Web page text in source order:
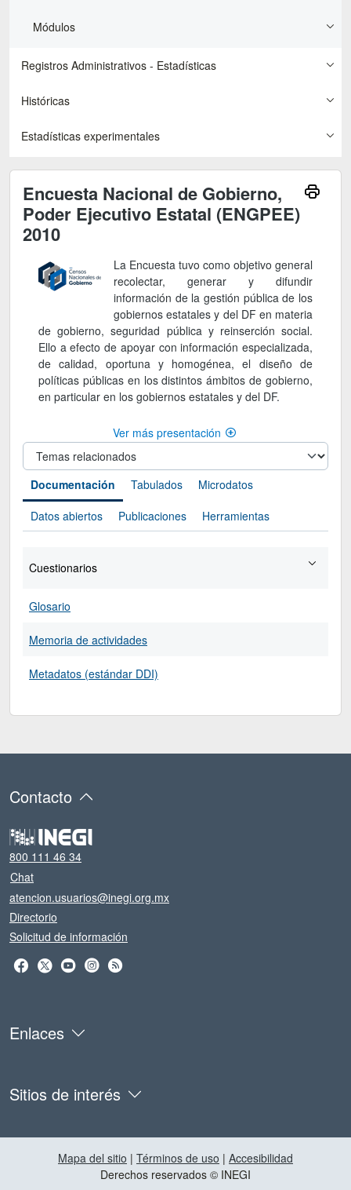
Módulos
Registros Administrativos - Estadísticas
Históricas
Estadísticas experimentales
Encuesta Nacional de Gobierno,
Poder Ejecutivo Estatal (ENGPEE)
2010
La Encuesta tuvo como objetivo general
recolectar, generar y difundir
información de la gestión pública de los
gobiernos estatales y del DF en materia
de gobierno, seguridad pública y reinserción social.
Ello a efecto de apoyar con información especializada,
de calidad, oportuna y homogénea, el diseño de
políticas públicas en los distintos ámbitos de gobierno,
en particular en los gobiernos estatales y del DF.
Ver más presentación
Documentación Tabulados
Microdatos
Datos abiertos
Publicaciones Herramientas
Cuestionarios
Glosario
Memoria de actividades
Metadatos (estándar DDI)
Contacto
800 111 46 34
Chat
atencion.usuarios@inegi.org.mx
Directorio
Solicitud de información
Enlaces
Sitios de interés
Mapa del sitio | Términos de uso | Accesibilidad
Derechos reservados © INEGI